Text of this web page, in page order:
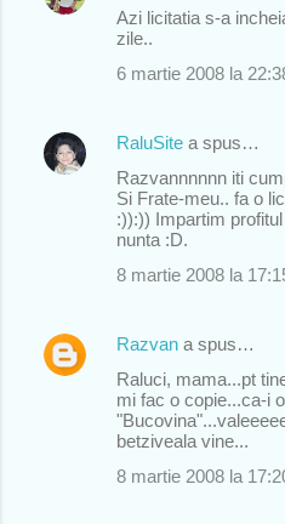
Azi licitatia s-a
zile..
6 martie 2008 la
RaluSite a spus…
Razvannnnnn iti
Si Frate-meu.. fa o
:)):)) Impartim
nunta :D.
8 martie 2008 la
Razvan a spus…
Raluci, mama...pt
mi fac o copie...ca-i
betziveala vine...
8 martie 2008 la